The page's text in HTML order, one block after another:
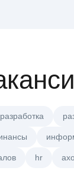
разработка
hr axo